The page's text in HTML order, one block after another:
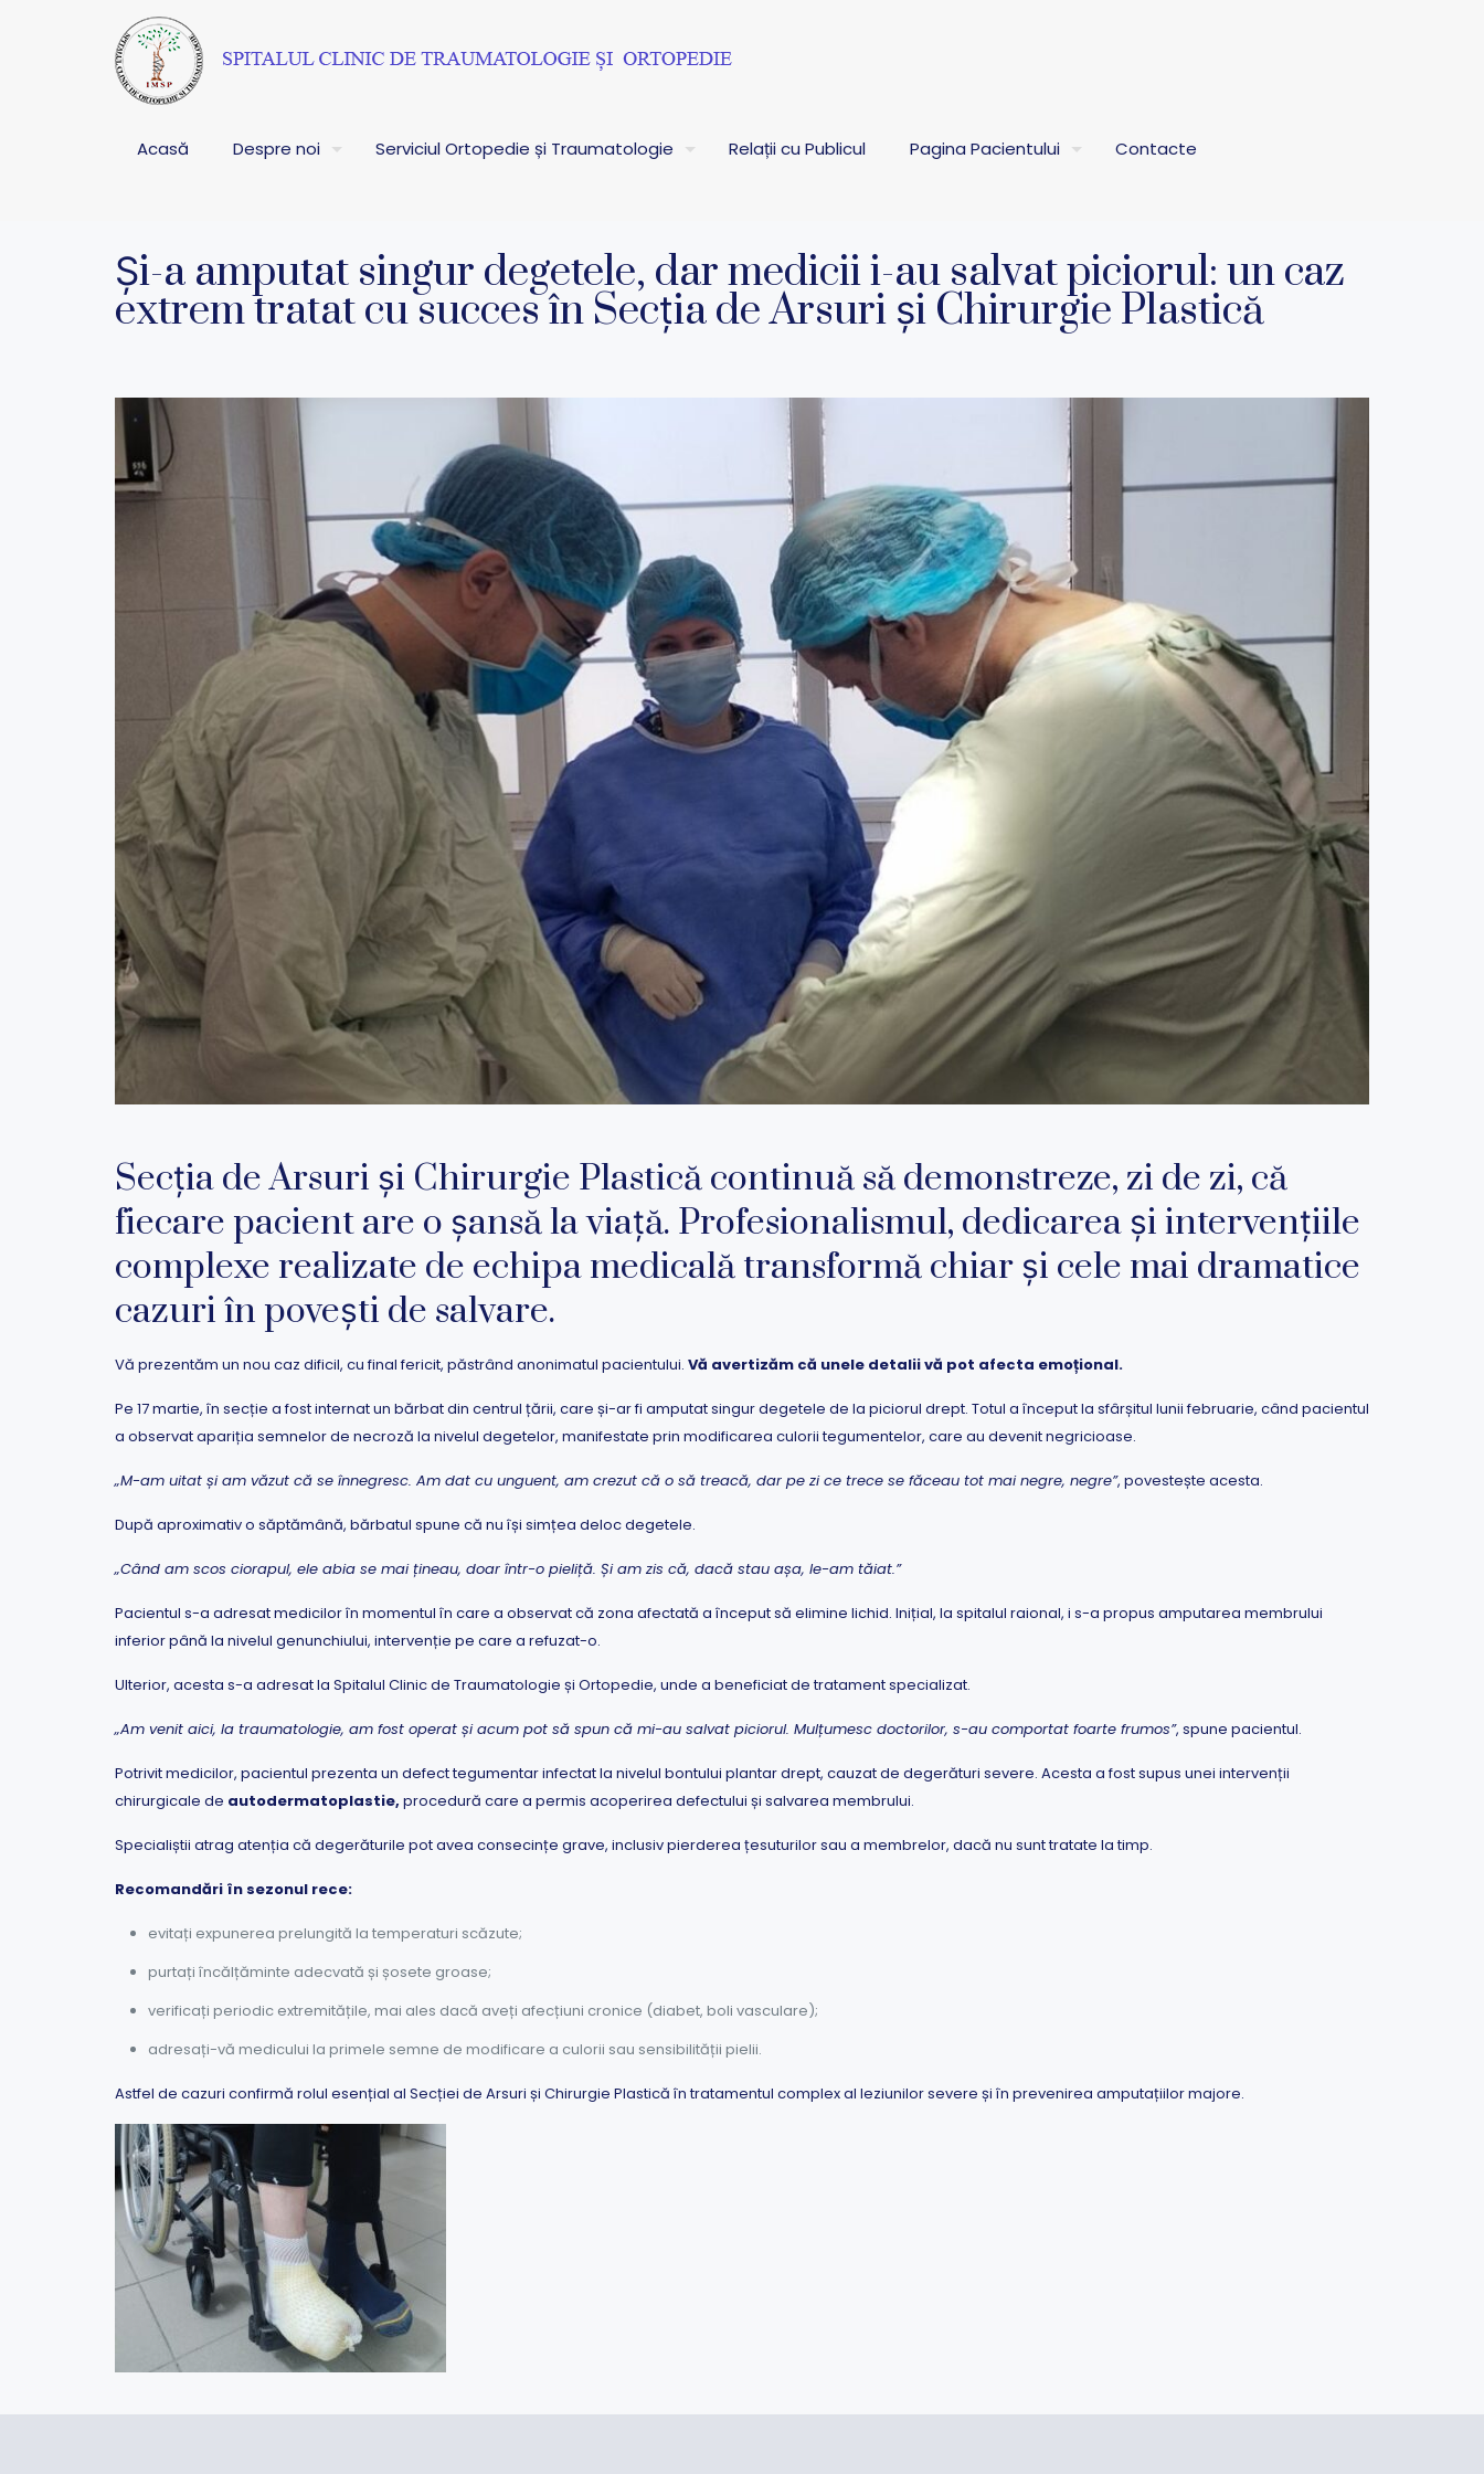
Acasă Despre noi Serviciul Ortopedie și Traumatologie Relații cu Publicul Pagina Pacientului Contacte
Și-a amputat singur degetele, dar medicii i-au salvat piciorul: un caz
extrem tratat cu succes în Secția de Arsuri și Chirurgie Plastică
Secția de Arsuri și Chirurgie Plastică continuă să demonstreze, zi de zi, că
fiecare pacient are o șansă la viață. Profesionalismul, dedicarea și intervențiile
complexe realizate de echipa medicală transformă chiar și cele mai dramatice
cazuri în povești de salvare.
Vă prezentăm un nou caz dificil, cu final fericit, păstrând anonimatul pacientului. Vă avertizăm că unele detalii vă pot afecta emoțional.
Pe 17 martie, în secție a fost internat un bărbat din centrul țării, care și-ar fi amputat singur degetele de la piciorul drept. Totul a început la sfârșitul lunii februarie, când pacientul
a observat apariția semnelor de necroză la nivelul degetelor, manifestate prin modificarea culorii tegumentelor, care au devenit negricioase.
„M-am uitat și am văzut că se înnegresc. Am dat cu unguent, am crezut că o să treacă, dar pe zi ce trece se făceau tot mai negre, negre”, povestește acesta.
După aproximativ o săptămână, bărbatul spune că nu își simțea deloc degetele.
„Când am scos ciorapul, ele abia se mai țineau, doar într-o pieliță. Și am zis că, dacă stau așa, le-am tăiat.”
Pacientul s-a adresat medicilor în momentul în care a observat că zona afectată a început să elimine lichid. Inițial, la spitalul raional, i s-a propus amputarea membrului
inferior până la nivelul genunchiului, intervenție pe care a refuzat-o.
Ulterior, acesta s-a adresat la Spitalul Clinic de Traumatologie și Ortopedie, unde a beneficiat de tratament specializat.
„Am venit aici, la traumatologie, am fost operat și acum pot să spun că mi-au salvat piciorul. Mulțumesc doctorilor, s-au comportat foarte frumos”, spune pacientul.
Potrivit medicilor, pacientul prezenta un defect tegumentar infectat la nivelul bontului plantar drept, cauzat de degerături severe. Acesta a fost supus unei intervenții
chirurgicale de autodermatoplastie, procedură care a permis acoperirea defectului și salvarea membrului.
Specialiștii atrag atenția că degerăturile pot avea consecințe grave, inclusiv pierderea țesuturilor sau a membrelor, dacă nu sunt tratate la timp.
Recomandări în sezonul rece:
evitați expunerea prelungită la temperaturi scăzute;
purtați încălțăminte adecvată și șosete groase;
verificați periodic extremitățile, mai ales dacă aveți afecțiuni cronice (diabet, boli vasculare);
adresați-vă medicului la primele semne de modificare a culorii sau sensibilității pielii.
Astfel de cazuri confirmă rolul esențial al Secției de Arsuri și Chirurgie Plastică în tratamentul complex al leziunilor severe și în prevenirea amputațiilor majore.